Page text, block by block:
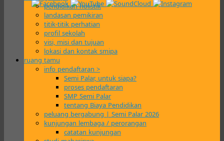
pendidikan holistik
landasan pemikiran
titik-titik perhatian
profil sekolah
visi, misi dan tujuan
lokasi dan kontak smipa
ruang tamu
info pendaftaran >
Semi Palar, untuk siapa?
proses pendaftaran
SMP Semi Palar
tentang Biaya Pendidikan
peluang bergabung | Semi Palar 2026
kunjungan lembaga / perorangan
catatan kunjungan